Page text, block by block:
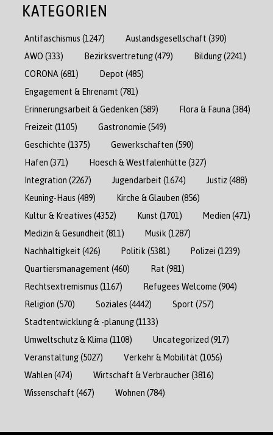
KATEGORIEN
Antifaschismus (1247) Auslandsgesellschaft (390)
AWO (333) Bezirksvertretung(479) Bildung(2241)
CORONA (681) Depot (485)
Engagement & Ehrenamt (781)
Erinnerungsarbeit & Gedenken (589) Flora & Fauna (384)
Freizeit (1105) Gastronomie (549)
Geschichte (1375) Gewerkschaften (590)
Hafen (371) Hoesch & Westfalenhütte (327)
Integration (2267) Jugendarbeit (1674) Justiz(488)
Keuning-Haus (489) Kirche & Glauben (856)
Kultur & Kreatives (4352) Kunst (1701) Medien (471)
Medizin & Gesundheit (811) Musik (1287)
Nachhaltigkeit (426) Politik (5381) Polizei (1239)
Quartiersmanagement (460) Rat (981)
Rechtsextremismus (1167) Refugees Welcome (904)
Religion (570) Soziales (4442) Sport (757)
Stadtentwicklung & -planung(1133)
Umweltschutz & Klima (1108) Uncategorized (917)
Veranstaltung(5027) Verkehr & Mobilität (1056)
Wahlen (474) Wirtschaft & Verbraucher(3816)
Wissenschaft (467) Wohnen (784)